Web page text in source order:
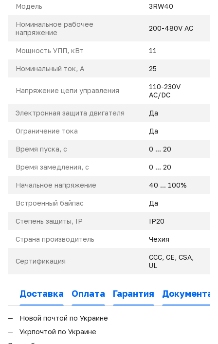
Модель 3RW40
Номинальное рабочее
напряжение
200-480V AC
Мощность УПП, кВт 11
Номинальный ток, A 25
Напряжение цепи управления
110-230V
AC/DC
Электронная защита двигателя Да
Ограничение тока Да
Время пуска, с 0 ... 20
Время замедления, с 0 ... 20
Начальное напряжение 40 ... 100%
Встроенный байпас Да
Степень защиты, IP IP20
Страна производитель Чехия
Сертификация
CCC, CE, CSA,
UL
Доставка Оплата Гарантия
Новой почтой по Украине
Укрпочтой по Украине